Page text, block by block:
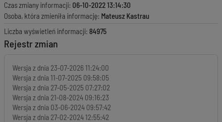
Czas zmiany informacji: 06-10-2022 13:14:30
Osoba, która zmieniła informację: Mateusz Kastrau
Liczba wyświetleń informacji: 84975
Rejestr zmian
Wersja z dnia 23-07-2026 11:24:00
Wersja z dnia 11-07-2025 09:58:05
Wersja z dnia 27-05-2025 07:27:02
Wersja z dnia 21-08-2024 09:16:23
Wersja z dnia 03-06-2024 09:57:42
Wersja z dnia 27-02-2024 12:55:42